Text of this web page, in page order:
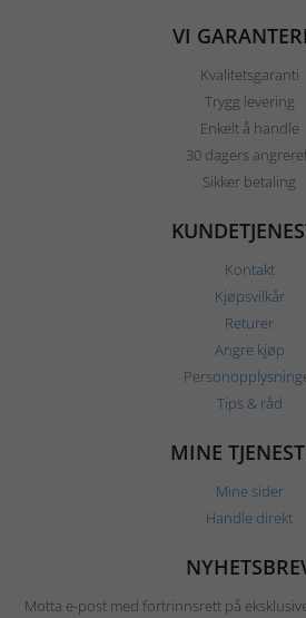
VI
Kvalitetsgaranti
Trygg levering
Enkelt å handle
30 dagers
Sikker betaling
Kontakt
Kjøpsvilkår
Returer
Angre kjøp
Tips & råd
MINE
Mine sider
Handle direkt
Motta e-post med fortrinnsrett på